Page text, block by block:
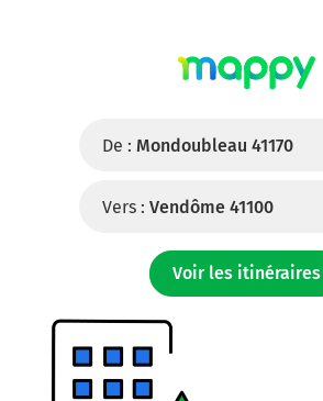
De : Mondoubleau 41170
Vers : Vendôme 41100
Voir les itinéraires